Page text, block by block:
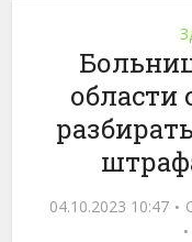
04.10.2023 10:47